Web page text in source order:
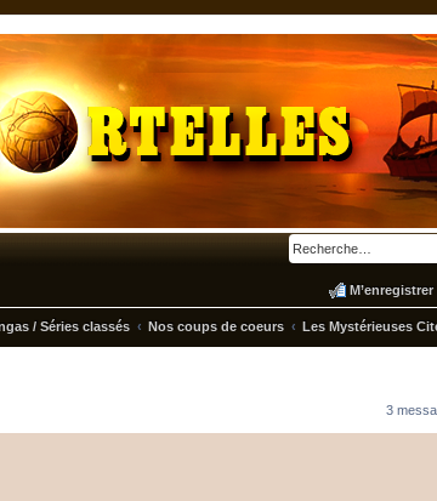
M’enregistrer
/ Séries classés Nos coups de coeurs Les Mystérieuses
3